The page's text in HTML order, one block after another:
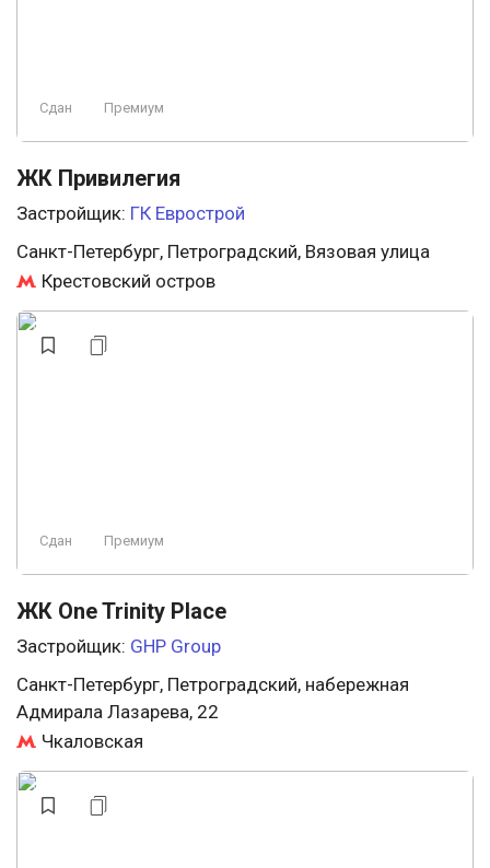
Сдан Премиум
ЖК Привилегия
Застройщик: ГК Еврострой
Санкт-Петербург, Петроградский, Вязовая улица
Крестовский остров
Сдан Премиум
ЖК One Trinity Place
Застройщик: GHP Group
Санкт-Петербург, Петроградский, набережная
Адмирала Лазарева, 22
Чкаловская